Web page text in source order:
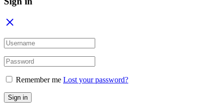
Remember me Lost your password?
Sign in